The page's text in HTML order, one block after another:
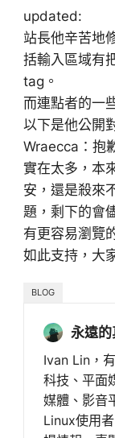
updated:
站長他辛苦地
括輸入區域有
tag。
而連點者的一
以下是他公開
Wraecca：抱
實在太多，本
安，還是殺來
題，剩下的會
有更容易瀏覽
如此支持，大
BLOG
永遠
Ivan Lin，
科技、平面
媒體、影音
Linux使用